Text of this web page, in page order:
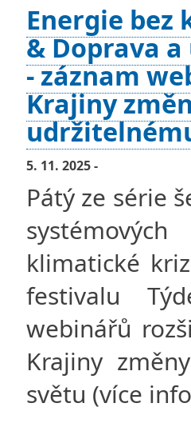
Energie bez
& Doprava
- záznam
Krajiny
5. 11. 2025 -
Pátý ze série
klimatické
festivalu
webinářů
Krajiny
světu (více